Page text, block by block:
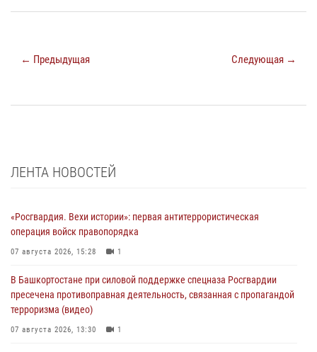
← Предыдущая Следующая →
ЛЕНТА НОВОСТЕЙ
«Росгвардия. Вехи истории»: первая антитеррористическая
операция войск правопорядка
07 августа 2026, 15:28 1
В Башкортостане при силовой поддержке спецназа Росгвардии
пресечена противоправная деятельность, связанная с пропагандой
терроризма (видео)
07 августа 2026, 13:30 1